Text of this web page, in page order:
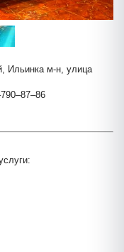
Ильинка м-н, улица